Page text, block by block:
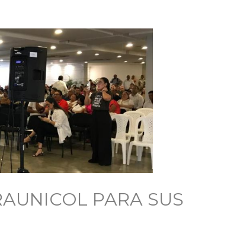
PARA SUS